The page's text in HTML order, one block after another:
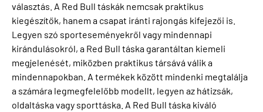
választás. A Red Bull táskák nemcsak praktikus
kiegészítők, hanem a csapat iránti rajongás kifejezői is.
Legyen szó sporteseményekről vagy mindennapi
kirándulásokról, a Red Bull táska garantáltan kiemeli
megjelenését, miközben praktikus társává válik a
mindennapokban. A termékek között mindenki megtalálja
a számára legmegfelelőbb modellt, legyen az hátizsák,
oldaltáska vagy sporttáska. A Red Bull táska kiváló